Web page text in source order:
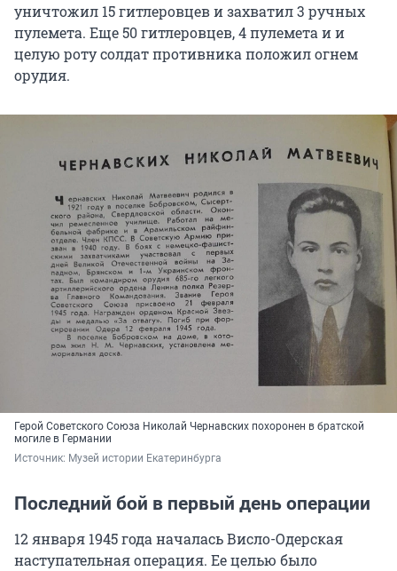
уничтожил 15 гитлеровцев и захватил 3 ручных
пулемета. Еще 50 гитлеровцев, 4 пулемета и и
целую роту солдат противника положил огнем
орудия.
Герой Советского Союза Николай Чернавских похоронен в братской
могиле в Германии
Источник: Музей истории Екатеринбурга
Последний бой в первый день операции
12 января 1945 года началась Висло-Одерская
наступательная операция. Ее целью было